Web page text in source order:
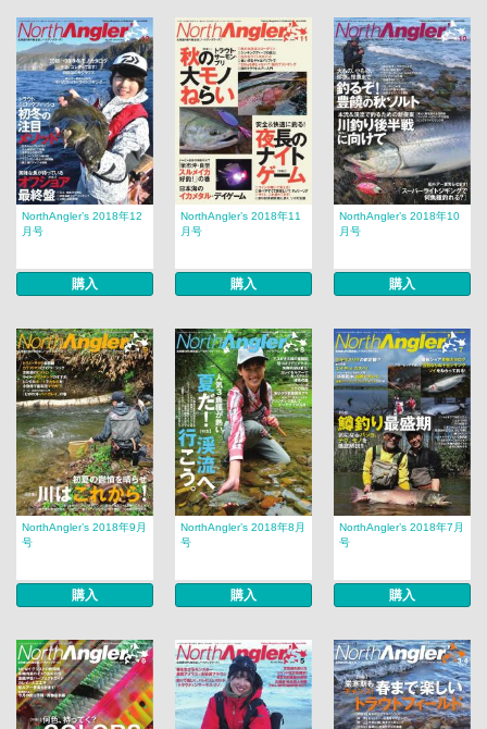
NorthAngler’s 2018年12
月号
購入
NorthAngler’s 2018年11
月号
購入
NorthAngler’s 2018年10
月号
購入
NorthAngler’s 2018年9月
号
購入
NorthAngler’s 2018年8月
号
購入
NorthAngler’s 2018年7月
号
購入